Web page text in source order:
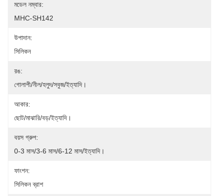
মডেল নম্বার:
MHC-SH142
উপাদান:
সিলিকন
রঙ:
গোলাপী/নীল/হলুদ/সবুজ/ইত্যাদি।
আকার:
ছোট/মাঝারি/বড়/ইত্যাদি।
বয়স গ্রুপ:
0-3 মাস/3-6 মাস/6-12 মাস/ইত্যাদি।
ফাংশন:
সিলিকন ব্রাশ